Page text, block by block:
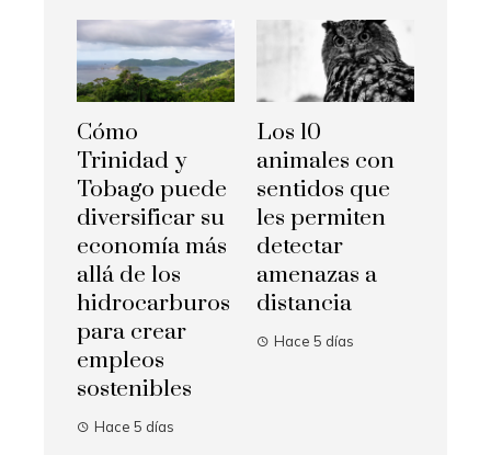
Cómo
Trinidad y
Tobago puede
diversificar su
economía más
allá de los
hidrocarburos
para crear
empleos
sostenibles
Hace 5 días
Los 10
animales con
sentidos que
les permiten
detectar
amenazas a
distancia
Hace 5 días